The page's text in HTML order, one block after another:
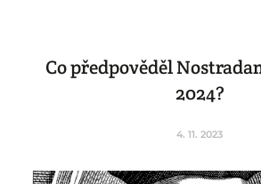
Co předpověděl
2024?
4. 11. 2023